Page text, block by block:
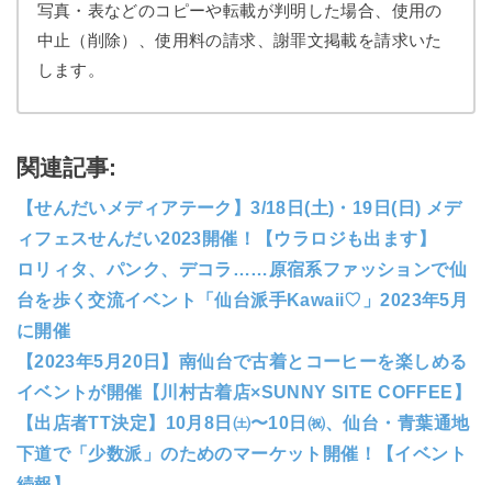
写真・表などのコピーや転載が判明した場合、使用の
中止（削除）、使用料の請求、謝罪文掲載を請求いた
します。
関連記事:
【せんだいメディアテーク】3/18日(土)・19日(日) メデ
ィフェスせんだい2023開催！【ウラロジも出ます】
ロリィタ、パンク、デコラ……原宿系ファッションで仙
台を歩く交流イベント「仙台派手Kawaii♡」2023年5月
に開催
【2023年5月20日】南仙台で古着とコーヒーを楽しめる
イベントが開催【川村古着店×SUNNY SITE COFFEE】
【出店者TT決定】10月8日㈯〜10日㈷、仙台・青葉通地
下道で「少数派」のためのマーケット開催！【イベント